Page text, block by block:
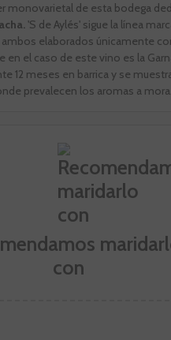
monovarietal de esta bodega
'S de Aylés' sigue la línea
ambos elaborados únicamente
en el caso de este vino es la
12 meses en barrica y se
prevalecen los aromas a mora.
con